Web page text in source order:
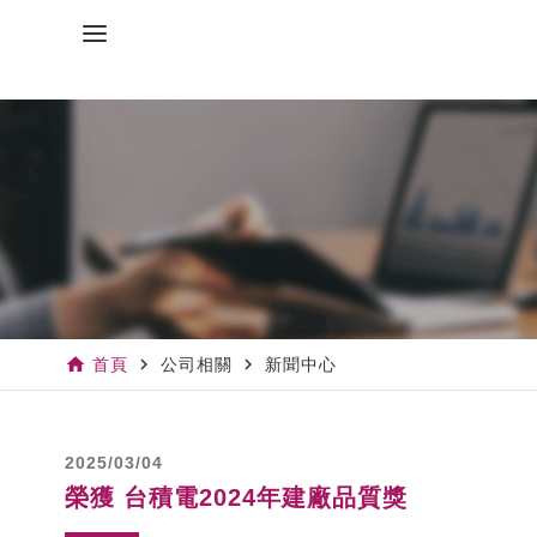
home 首頁 navigate_next 公司相關 navigate_next 新聞中心
2025/03/04
榮獲 台積電2024年建廠品質獎